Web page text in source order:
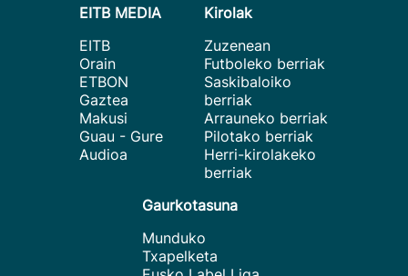
EITB MEDIA
EITB
Orain
ETBON
Gaztea
Makusi
Guau - Gure
Audioa
Kirolak
Zuzenean
Futboleko berriak
Saskibaloiko
berriak
Arrauneko berriak
Pilotako berriak
Herri-kirolakeko
berriak
Gaurkotasuna
Munduko
Txapelketa